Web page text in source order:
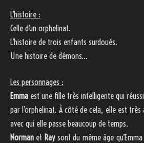
L’histoire :
Celle d’un orphelinat.
L’histoire de trois enfants surdoués.
Une histoire de démons…
Les personnages :
Emma est une fille très intelligente qui
par l’orphelinat. À côté de cela, elle est très
avec qui elle passe beaucoup de temps.
Norman et Raysont du même âge